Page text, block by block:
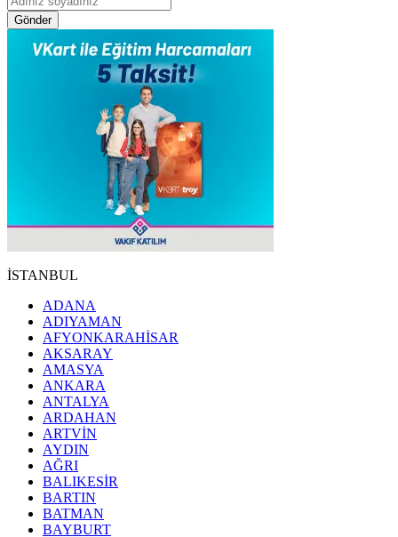
Gönder
İSTANBUL
ADANA
ADIYAMAN
AFYONKARAHİSAR
AKSARAY
AMASYA
ANKARA
ANTALYA
ARDAHAN
ARTVİN
AYDIN
AĞRI
BALIKESİR
BARTIN
BATMAN
BAYBURT